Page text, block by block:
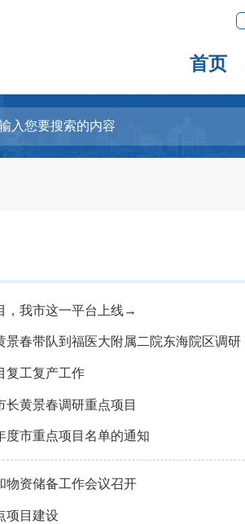
首页
，我市这一平台上线→
春带队到福医大附属二院东海院区调研
复工复产工作
黄景春调研重点项目
度市重点项目名单的通知
物资储备工作会议召开
项目建设